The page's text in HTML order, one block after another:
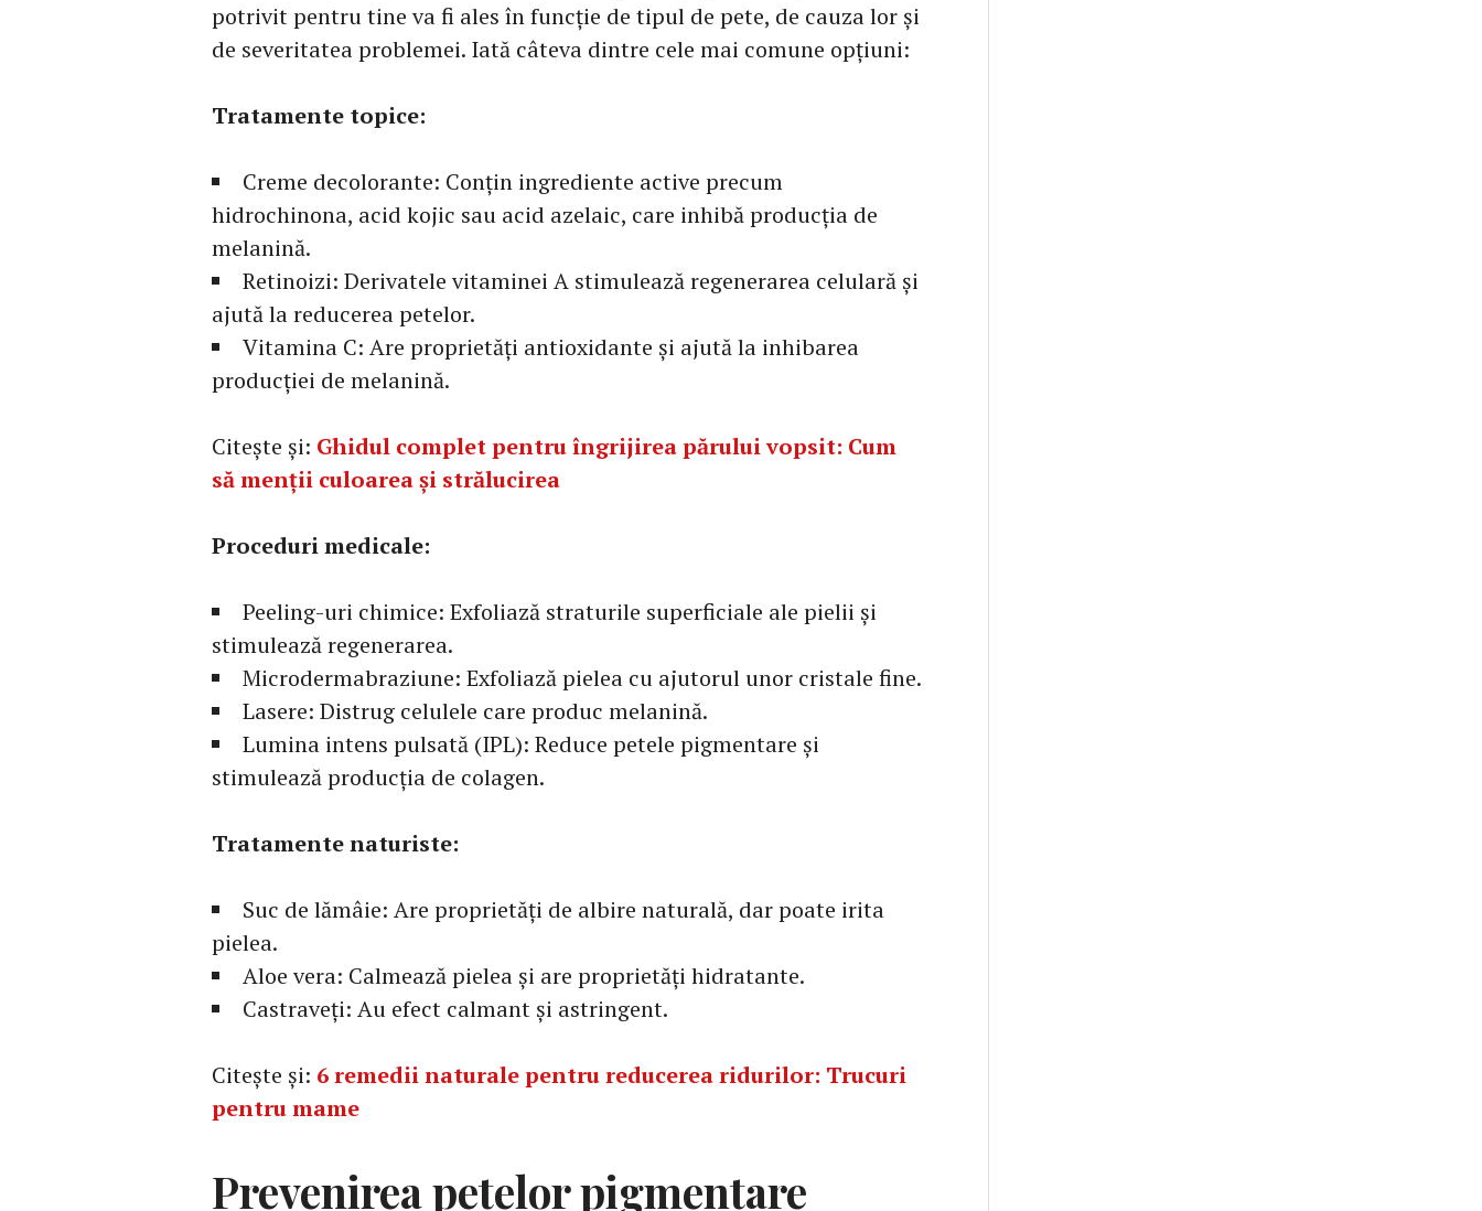
potrivit pentru tine va fi ales în funcție de tipul de pete, de cauza lor și
de severitatea problemei. Iată câteva dintre cele mai comune opțiuni:
Tratamente topice:
Creme decolorante: Conțin ingrediente active precum
hidrochinona, acid kojic sau acid azelaic, care inhibă producția de
melanină.
Retinoizi: Derivatele vitaminei A stimulează regenerarea celulară și
ajută la reducerea petelor.
Vitamina C: Are proprietăți antioxidante și ajută la inhibarea
producției de melanină.
Citește și: Ghidul complet pentru îngrijirea părului vopsit: Cum
să menții culoarea și strălucirea
Proceduri medicale:
Peeling-uri chimice: Exfoliază straturile superficiale ale pielii și
stimulează regenerarea.
Microdermabraziune: Exfoliază pielea cu ajutorul unor cristale fine.
Lasere: Distrug celulele care produc melanină.
Lumina intens pulsată (IPL): Reduce petele pigmentare și
stimulează producția de colagen.
Tratamente naturiste:
Suc de lămâie: Are proprietăți de albire naturală, dar poate irita
pielea.
Aloe vera: Calmează pielea și are proprietăți hidratante.
Castraveți: Au efect calmant și astringent.
Citește și: 6 remedii naturale pentru reducerea ridurilor: Trucuri
pentru mame
Prevenirea petelor pigmentare